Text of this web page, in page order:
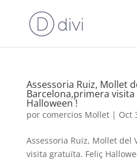
Assessoria Ruiz, Mollet
Barcelona,primera
Halloween !
por comercios Mollet| Oct
Assessoria Ruiz, Mollet del
visita gratuïta. Feliç